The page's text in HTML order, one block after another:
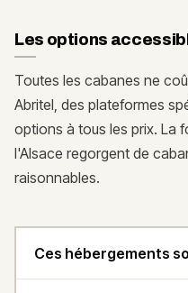
Les options
Toutes les cabanes ne
Abritel, des plateformes
options à tous les prix. La
l'Alsace regorgent de
raisonnables.
Ces hébergements